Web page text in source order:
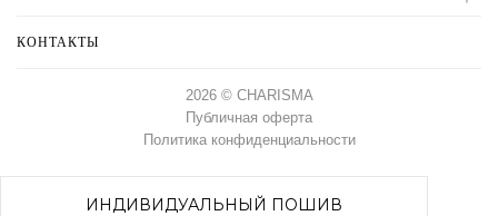
КОНТАКТЫ
2026 © CHARISMA
Публичная оферта
Политика конфиденциальности
ИНДИВИДУАЛЬНЫЙ ПОШИВ